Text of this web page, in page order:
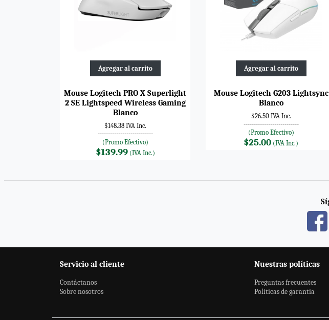
Agregar al carrito
Mouse Logitech PRO X Superlight
2 SE Lightspeed Wireless Gaming
Blanco
$148.38 IVA Inc.
---------------------------
(Promo Efectivo)
$139.99(IVA Inc.)
Agregar al carrito
Mouse Logitech G203 Lightsync
Blanco
$26.50 IVA Inc.
---------------------------
(Promo Efectivo)
$25.00 (IVA Inc.)
Servicio al cliente
Contáctanos
Sobre nosotros
Nuestras políticas
Preguntas frecuentes
Políticas de garantía